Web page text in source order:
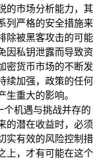
的市场分析能力，其
列严格的安全措施来
除被黑客攻击的可能
因私钥泄露而导致资
密货币市场的不断发
续加强，政策的任何
生重大的影响。
个机遇与挑战并存的
的潜在收益时，必须
实有效的风险控制措
上，才有可能在这个